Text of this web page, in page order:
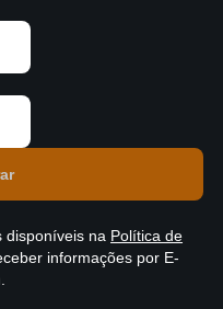
disponíveis na Política de
informações por E-